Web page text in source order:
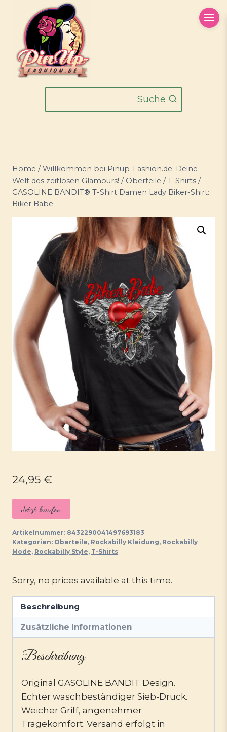
springen
Suche
Home / Willkommen bei Pinup-Fashion.de: Deine
Welt des zeitlosen Glamours! / Oberteile / T-Shirts /
GASOLINE BANDIT® T-Shirt Damen Lady Biker-Shirt:
Biker Babe
24,95 €
Jetzt kaufen
Artikelnummer: 8432290041497693183
Kategorien: Oberteile, Rockabilly Kleidung, Rockabilly
Mode, Rockabilly Style, T-Shirts
Sorry, no prices available at this time.
Beschreibung
Zusätzliche Informationen
Beschreibung
Original GASOLINE BANDIT Design.
Echter waschbeständiger Sieb-Druck.
Weicher Griff, angenehmer
Tragekomfort. Versand erfolgt in